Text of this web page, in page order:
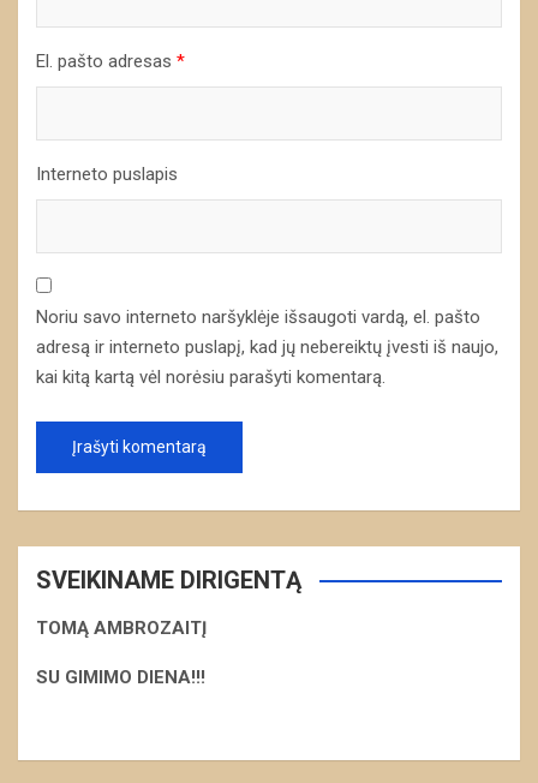
El. pašto adresas *
Interneto puslapis
Noriu savo interneto naršyklėje išsaugoti vardą, el. pašto
adresą ir interneto puslapį, kad jų nebereiktų įvesti iš naujo,
kai kitą kartą vėl norėsiu parašyti komentarą.
SVEIKINAME DIRIGENTĄ
TOMĄ AMBROZAITĮ
SU GIMIMO DIENA!!!